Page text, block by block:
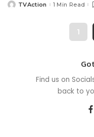
PostedTVAction 1 Min Read
1
Find us on
back to